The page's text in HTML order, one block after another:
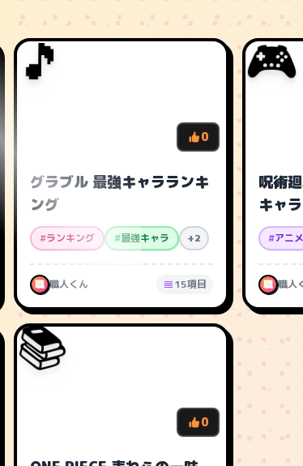
🎵
0
グラブル 最強キャラランキ
ング
#ランキング #最強キャラ +2
職 職人くん 15項目
🎮
呪術
キャ
#アニ
職 職人
📚
0